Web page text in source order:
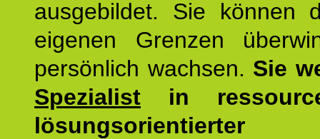
ausgebildet. Sie können
eigenen Grenzen
persönlich wachsen. Sie
Spezialist in
lösungsorientierter